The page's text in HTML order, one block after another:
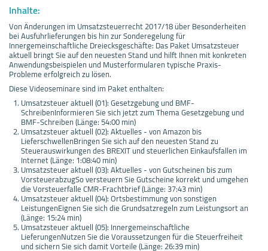
Inhalte:
Von Änderungen im Umsatzsteuerrecht 2017/18 über Besonderheiten
bei Ausfuhrlieferungen bis hin zur Sonderegelung für
Innergemeinschaftliche Dreiecksgeschäfte: Das Paket Umsatzsteuer
aktuell bringt Sie auf den neuesten Stand und hilft Ihnen mit konkreten
Anwendungsbeispielen und Musterformularen typische Praxis-
Probleme erfolgreich zu lösen.
Diese Videoseminare sind im Paket enthalten:
Umsatzsteuer aktuell (01): Gesetzgebung und BMF-
SchreibenInformieren Sie sich jetzt zum Thema Gesetzgebung und
BMF-Schreiben (Länge: 54:00 min)
Umsatzsteuer aktuell (02): Aktuelles - von Amazon bis
LieferschwellenBringen Sie sich auf den neuesten Stand zu
Steuerauswirkungen des BREXIT und steuerlichen Einkaufsfallen im
Internet (Länge: 1:08:40 min)
Umsatzsteuer aktuell (03): Aktuelles - von Gutscheinen bis zum
VorsteuerabzugSo versteuern Sie Gutscheine korrekt und umgehen
die Vorsteuerfalle CMR-Frachtbrief (Länge: 37:43 min)
Umsatzsteuer aktuell (04): Ortsbestimmung von sonstigen
LeistungenEignen Sie sich die Grundsatzregeln zum Leistungsort an
(Länge: 15:24 min)
Umsatzsteuer aktuell (05): Innergemeinschaftliche
LieferungenNutzen Sie die Voraussetzungen für die Steuerfreiheit
und sichern Sie sich damit Vorteile (Länge: 26:39 min)